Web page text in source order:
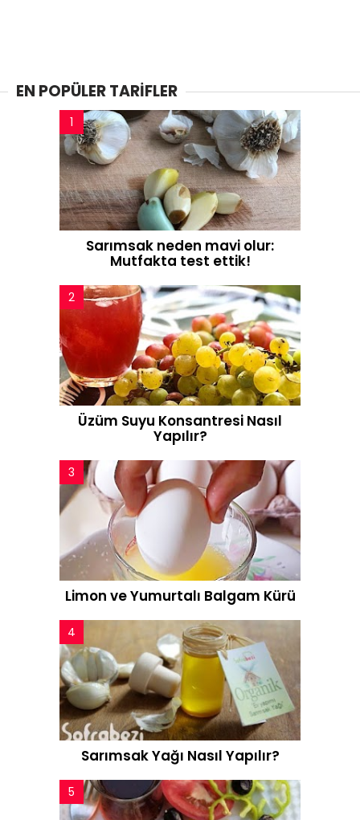
EN POPÜLER TARİFLER
Sarımsak neden mavi olur:
Mutfakta test ettik!
Üzüm Suyu Konsantresi Nasıl
Yapılır?
Limon ve Yumurtalı Balgam Kürü
Sarımsak Yağı Nasıl Yapılır?